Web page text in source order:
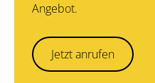
Angebot.
Jetzt anrufen